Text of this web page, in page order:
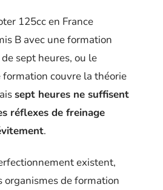
125cc en France
B avec une formation
sept heures, ou le
formation couvre la théorie
sept heures ne suffisent
réflexes de freinage
.
existent,
organismes de formation